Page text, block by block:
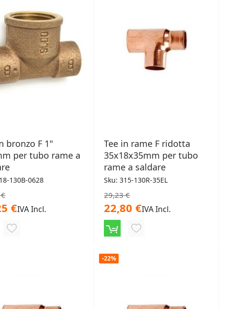
bronzo F 1"
per tubo rame a
130B-0628
€IVA Incl.
AGGIUNGI
Tee in rame F ridotta
35x18x35mm per tubo
rame a saldare
Sku: 315-130R-35EL
29,23 €
22,80 €IVA Incl.
AGGIUNGI
-22%